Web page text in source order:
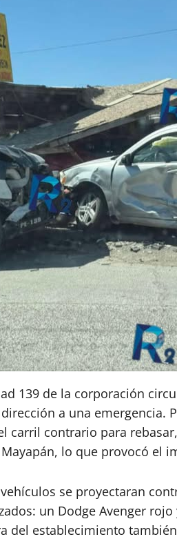
139 de la corporación
a una emergencia.
carril contrario para
lo que provocó el
se proyectaran
un Dodge Avenger
del establecimiento